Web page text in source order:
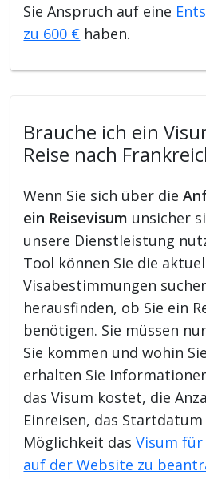
Sie Anspruch auf eine
zu 600 € haben.
Brauche ich ein
Reise nach
Wenn Sie sich über die
ein Reisevisum unsicher
unsere Dienstleistung
Tool können Sie die
Visabestimmungen
herausfinden, ob Sie ein
benötigen. Sie müssen
Sie kommen und wohin
erhalten Sie
das Visum kostet, die
Einreisen, das
Möglichkeit das Visum für
auf der Website zu